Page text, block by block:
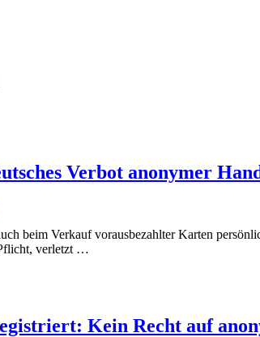
Verbot anonymer
beim Verkauf vorausbezahlter Karten
verletzt …
Kein Recht auf